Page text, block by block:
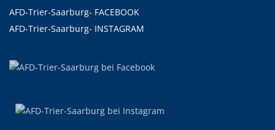
AFD-Trier-Saarburg- FACEBOOK
AFD-Trier-Saarburg- INSTAGRAM